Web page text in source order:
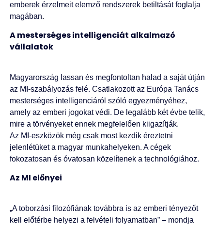
emberek érzelmeit elemző rendszerek betiltását foglalja
magában.
A mesterséges intelligenciát alkalmazó
vállalatok
Magyarország lassan és megfontoltan halad a saját útján
az MI-szabályozás felé. Csatlakozott az Európa Tanács
mesterséges intelligenciáról szóló egyezményéhez,
amely az emberi jogokat védi. De legalább két évbe telik,
mire a törvényeket ennek megfelelően kiigazítják.
Az MI-eszközök még csak most kezdik éreztetni
jelenlétüket a magyar munkahelyeken. A cégek
fokozatosan és óvatosan közelítenek a technológiához.
Az MI előnyei
„A toborzási filozófiának továbbra is az emberi tényezőt
kell előtérbe helyezi a felvételi folyamatban” – mondja